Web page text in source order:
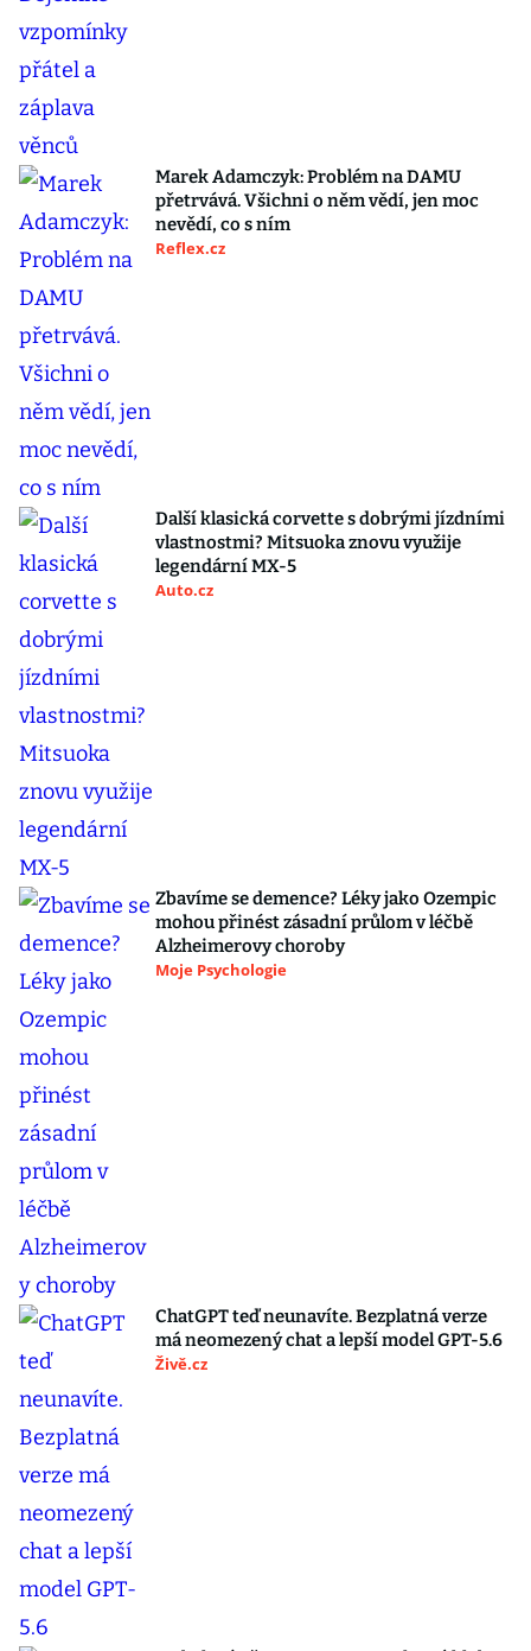
Marek Adamczyk: Problém na DAMU
přetrvává. Všichni o něm vědí, jen moc
nevědí, co s ním
Reflex.cz
Další klasická corvette s dobrými jízdními
vlastnostmi? Mitsuoka znovu využije
legendární MX-5
Auto.cz
Zbavíme se demence? Léky jako Ozempic
mohou přinést zásadní průlom v léčbě
Alzheimerovy choroby
Moje Psychologie
ChatGPT teď neunavíte. Bezplatná verze
má neomezený chat a lepší model GPT-5.6
Živě.cz